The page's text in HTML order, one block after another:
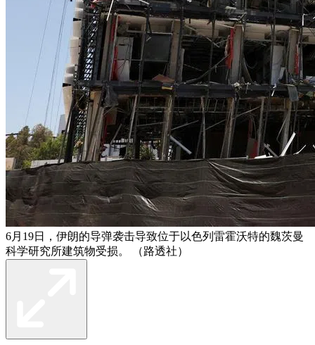
6月19日，伊朗的导弹袭击导致位于以色列雷霍沃特的魏茨曼
科学研究所建筑物受损。 （路透社）